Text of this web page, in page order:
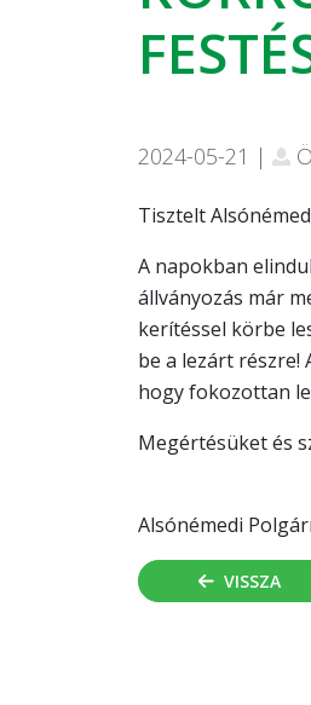
2024-05-21 |
Tisztelt
A napokban
állványozás már
kerítéssel körbe
be a lezárt részre!
hogy fokozottan
Megértésüket és
Alsónémedi
VISSZA